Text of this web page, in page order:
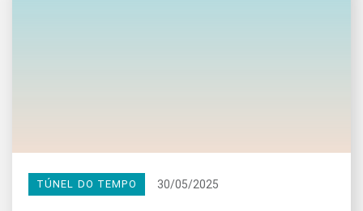
TÚNEL DO TEMPO 30/05/2025